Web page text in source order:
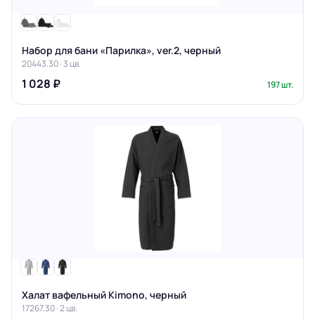
Набор для бани «Парилка», ver.2, черный
20443.30 · 3 цв.
1 028 ₽ 197 шт.
Халат вафельный Kimono, черный
17267.30 · 2 цв.